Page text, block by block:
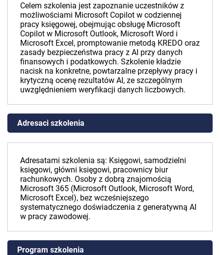
Celem szkolenia jest zapoznanie uczestników z
możliwościami Microsoft Copilot w codziennej
pracy księgowej, obejmując obsługę Microsoft
Copilot w Microsoft Outlook, Microsoft Word i
Microsoft Excel, promptowanie metodą KREDO oraz
zasady bezpieczeństwa pracy z AI przy danych
finansowych i podatkowych. Szkolenie kładzie
nacisk na konkretne, powtarzalne przepływy pracy i
krytyczną ocenę rezultatów AI, ze szczególnym
uwzględnieniem weryfikacji danych liczbowych.
Adresaci szkolenia
Adresatami szkolenia są: Księgowi, samodzielni
księgowi, główni księgowi, pracownicy biur
rachunkowych. Osoby z dobrą znajomością
Microsoft 365 (Microsoft Outlook, Microsoft Word,
Microsoft Excel), bez wcześniejszego
systematycznego doświadczenia z generatywną AI
w pracy zawodowej.
Program szkolenia